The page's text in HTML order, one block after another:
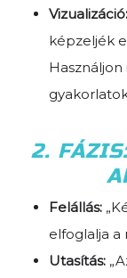
Vizualizáció:
képzeljék
2.
Felállás:
elfoglalja a
Utasítás: